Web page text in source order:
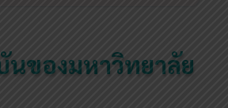
นของมหาวิทยาลัย